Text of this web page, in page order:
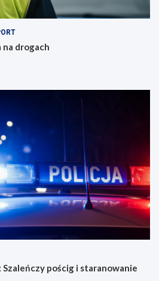
na drogach
pościg i staranowanie